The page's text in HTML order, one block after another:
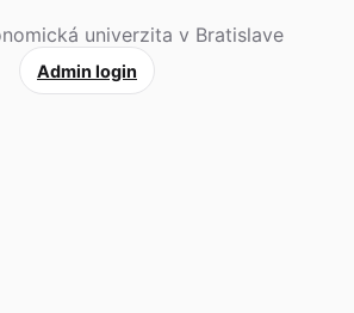
univerzita v Bratislave
Admin login